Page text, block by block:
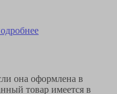
она оформлена в
товар имеется в